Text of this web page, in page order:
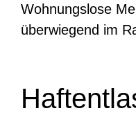
Wohnungslose
überwiegend im